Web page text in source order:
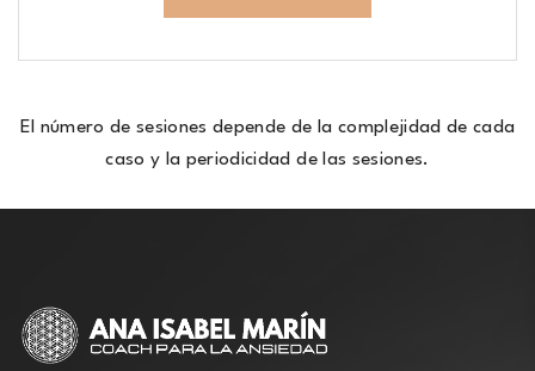
El número de sesiones depende de la complejidad de cada
caso y la periodicidad de las sesiones.